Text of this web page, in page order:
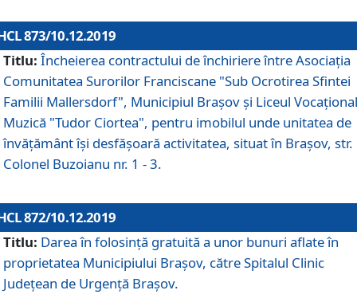
873/10.12.2019
Titlu: Încheierea contractului de închiriere între Asociația
Comunitatea Surorilor Franciscane "Sub Ocrotirea Sfintei
Familii Mallersdorf", Municipiul Braşov şi Liceul
Muzică "Tudor Ciortea", pentru imobilul unde unitatea de
învățământ îşi desfăşoară activitatea, situat în Braşov, str.
Colonel Buzoianu nr. 1 - 3.
872/10.12.2019
Titlu: Darea în folosinţă gratuită a unor bunuri aflate în
proprietatea Municipiului Braşov, către Spitalul Clinic
Judeţean de Urgenţă Braşov.